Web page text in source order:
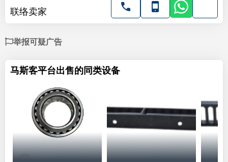
联络卖家
举报可疑广告
马斯客平台出售的同类设备